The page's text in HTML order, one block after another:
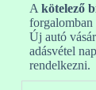
A kötelező
forgalomban
Új autó
adásvétel
rendelkezni.